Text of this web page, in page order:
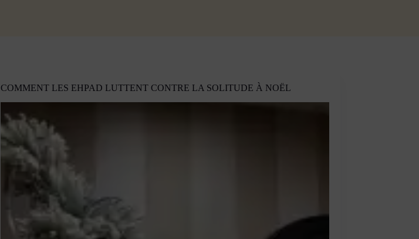
COMMENT LES EHPAD LUTTENT CONTRE LA SOLITUDE À NOËL